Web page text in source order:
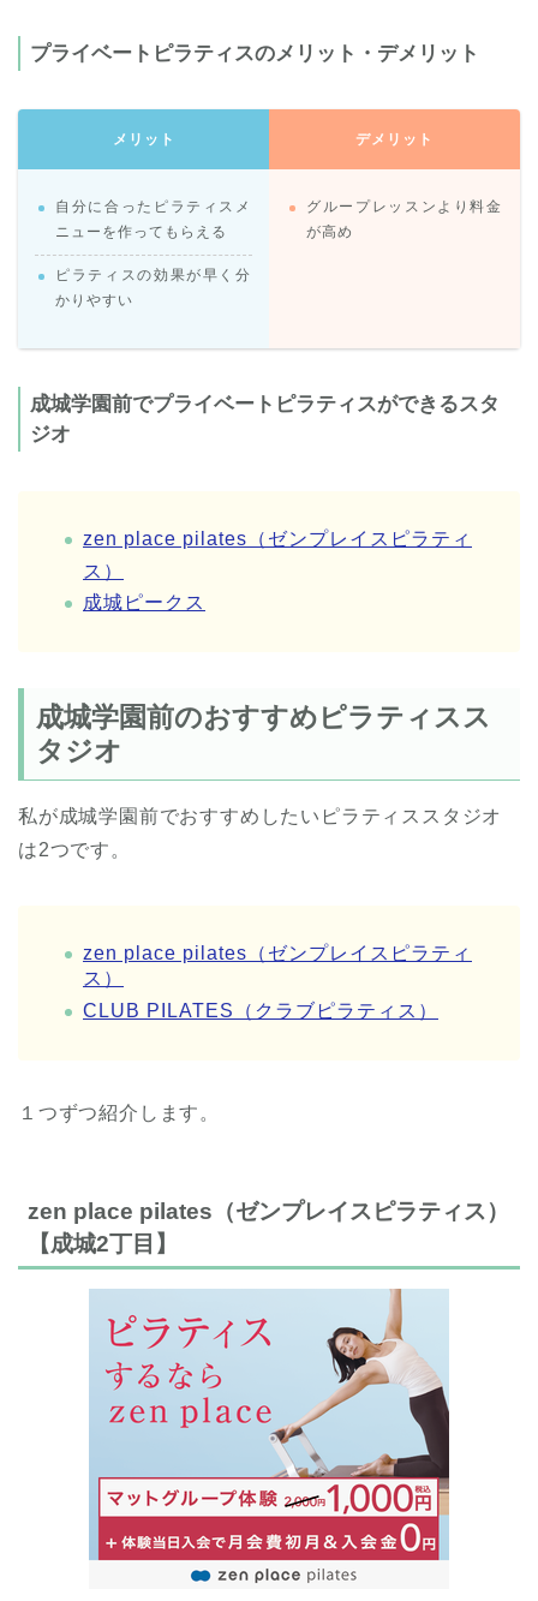
プライベートピラティスのメリット・デメリット
メリット
自分に合ったピラティスメ
ニューを作ってもらえる
ピラティスの効果が早く分
かりやすい
デメリット
グループレッスンより料金
が高め
成城学園前でプライベートピラティスができるスタ
ジオ
zen place pilates（ゼンプレイスピラティ
ス）
成城ピークス
成城学園前のおすすめピラティスス
タジオ
私が成城学園前でおすすめしたいピラティススタジオ
は2つです。
zen place pilates（ゼンプレイスピラティ
ス）
CLUB PILATES（クラブピラティス）
１つずつ紹介します。
zen place pilates（ゼンプレイスピラティス）
【成城2丁目】